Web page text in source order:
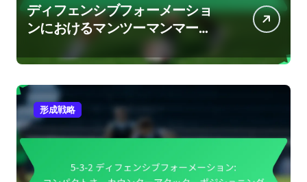
ディフェンシブフォーメーショ
ンにおけるマンツーマンマー
ク：プレッシャー、アカウンタ
ビリティ、効果性
形成戦略